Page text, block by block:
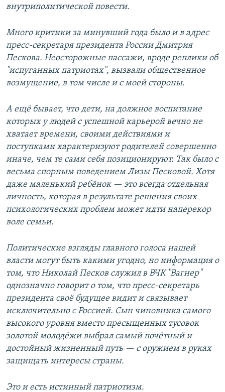
внутриполитической повести.
Много критики за минувший года было и в адрес
пресс-секретаря президента России Дмитрия
Пескова. Неосторожные пассажи, вроде реплики об
"испуганных патриотах", вызвали общественное
возмущение, в том числе и с моей стороны.
А ещё бывает, что дети, на должное воспитание
которых у людей с успешной карьерой вечно не
хватает времени, своими действиями и
поступками характеризуют родителей совершенно
иначе, чем те сами себя позиционируют. Так было с
весьма спорным поведением Лизы Песковой. Хотя
даже маленький ребёнок — это всегда отдельная
личность, которая в результате решения своих
психологических проблем может идти наперекор
воле семьи.
Политические взгляды главного голоса нашей
власти могут быть какими угодно, но информация о
том, что Николай Песков служил в ВЧК "Вагнер"
однозначно говорит о том, что пресс-секретарь
президента своё будущее видит и связывает
исключительно с Россией. Сын чиновника самого
высокого уровня вместо пресыщенных тусовок
золотой молодёжи выбрал самый почётный и
достойный жизненный путь — с оружием в руках
защищать интересы страны.
Это и есть истинный патриотизм.